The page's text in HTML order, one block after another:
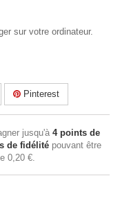
sur votre ordinateur.
Pinterest
jusqu'à 4points de
de fidélité pouvant être
0,20 €.